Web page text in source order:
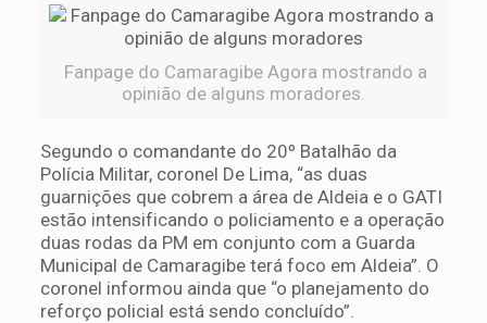
Fanpage do Camaragibe Agora mostrando a
opinião de alguns moradores.
Segundo o comandante do 20º Batalhão da
Polícia Militar, coronel De Lima, “as duas
guarnições que cobrem a área de Aldeia e o GATI
estão intensificando o policiamento e a operação
duas rodas da PM em conjunto com a Guarda
Municipal de Camaragibe terá foco em Aldeia”. O
coronel informou ainda que “o planejamento do
reforço policial está sendo concluído”.